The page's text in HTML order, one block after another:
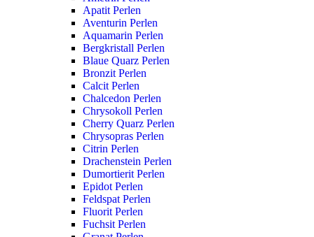
Apatit Perlen
Aventurin Perlen
Aquamarin Perlen
Bergkristall Perlen
Blaue Quarz Perlen
Bronzit Perlen
Calcit Perlen
Chalcedon Perlen
Chrysokoll Perlen
Cherry Quarz Perlen
Chrysopras Perlen
Citrin Perlen
Drachenstein Perlen
Dumortierit Perlen
Epidot Perlen
Feldspat Perlen
Fluorit Perlen
Fuchsit Perlen